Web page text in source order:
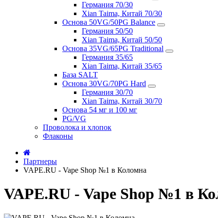
Германия 70/30
Xian Taima, Китай 70/30
Основа 50VG/50PG Balance
Германия 50/50
Xian Taima, Китай 50/50
Основа 35VG/65PG Traditional
Германия 35/65
Xian Taima, Китай 35/65
База SALT
Основа 30VG/70PG Hard
Германия 30/70
Xian Taima, Китай 30/70
Основа 54 мг и 100 мг
PG/VG
Проволока и хлопок
Флаконы
Партнеры
VAPE.RU - Vape Shop №1 в Коломна
VAPE.RU - Vape Shop №1 в